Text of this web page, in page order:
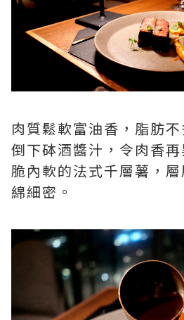
肉質鬆軟富油香，脂肪不
倒下砵酒醬汁，令肉香
脆內軟的法式千層薯，
綿細密。